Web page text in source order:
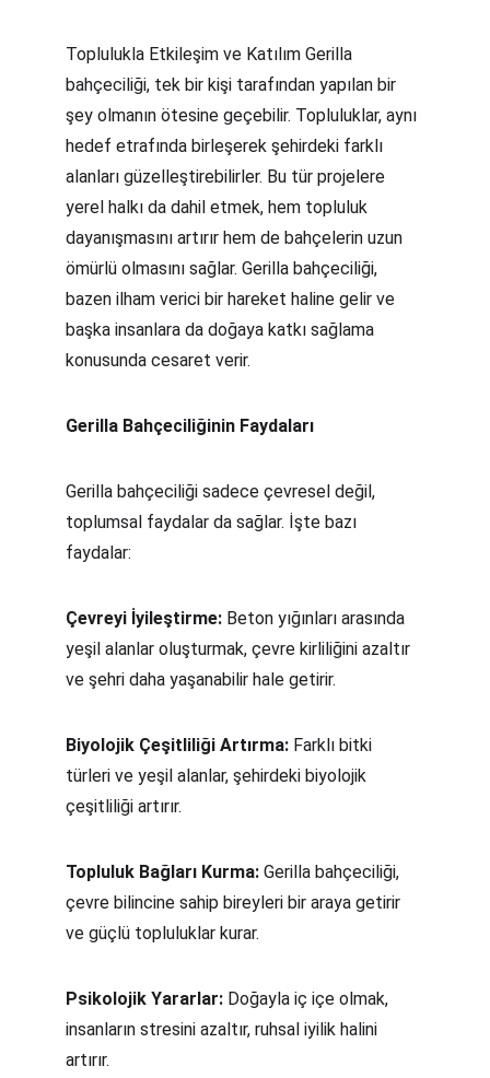
Toplulukla Etkileşim ve Katılım Gerilla
bahçeciliği, tek bir kişi tarafından yapılan bir
şey olmanın ötesine geçebilir. Topluluklar, aynı
hedef etrafında birleşerek şehirdeki farklı
alanları güzelleştirebilirler. Bu tür projelere
yerel halkı da dahil etmek, hem topluluk
dayanışmasını artırır hem de bahçelerin uzun
ömürlü olmasını sağlar. Gerilla bahçeciliği,
bazen ilham verici bir hareket haline gelir ve
başka insanlara da doğaya katkı sağlama
konusunda cesaret verir.
Gerilla Bahçeciliğinin Faydaları
Gerilla bahçeciliği sadece çevresel değil,
toplumsal faydalar da sağlar. İşte bazı
faydalar:
Çevreyi İyileştirme: Beton yığınları arasında
yeşil alanlar oluşturmak, çevre kirliliğini azaltır
ve şehri daha yaşanabilir hale getirir.
Biyolojik Çeşitliliği Artırma: Farklı bitki
türleri ve yeşil alanlar, şehirdeki biyolojik
çeşitliliği artırır.
Topluluk Bağları Kurma: Gerilla bahçeciliği,
çevre bilincine sahip bireyleri bir araya getirir
ve güçlü topluluklar kurar.
Psikolojik Yararlar: Doğayla iç içe olmak,
insanların stresini azaltır, ruhsal iyilik halini
artırır.